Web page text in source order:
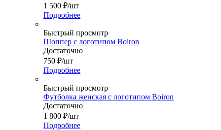
1 500 ₽/шт
Подробнее
Быстрый просмотр
Шоппер с логотипом Boiron
Достаточно
750 ₽/шт
Подробнее
Быстрый просмотр
Футболка женская с логотипом Boiron
Достаточно
1 800 ₽/шт
Подробнее